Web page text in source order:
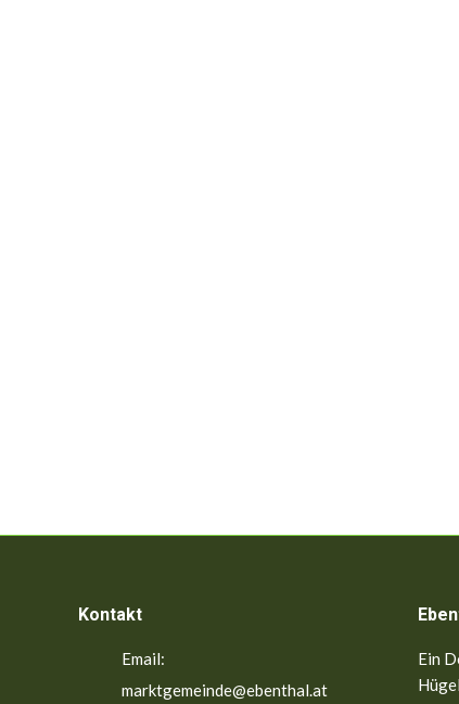
Kontakt
Email:
marktgemeinde@ebenthal.at
Ein